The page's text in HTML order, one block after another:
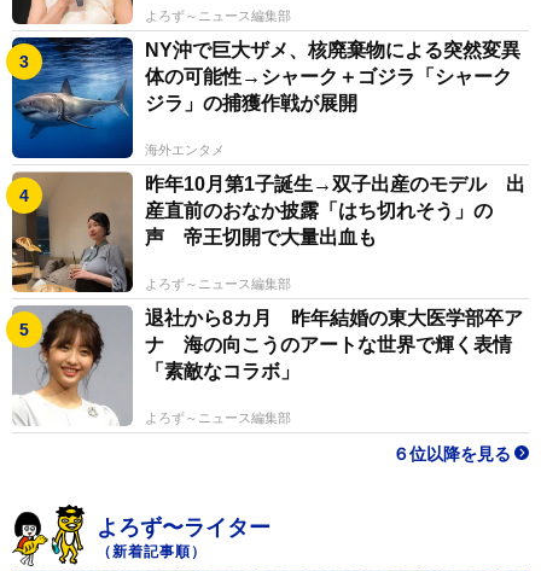
よろず～ニュース編集部
NY沖で巨大ザメ、核廃棄物による突然変異
体の可能性→シャーク＋ゴジラ「シャーク
ジラ」の捕獲作戦が展開
海外エンタメ
昨年10月第1子誕生→双子出産のモデル 出
産直前のおなか披露「はち切れそう」の
声 帝王切開で大量出血も
よろず～ニュース編集部
退社から8カ月 昨年結婚の東大医学部卒ア
ナ 海の向こうのアートな世界で輝く表情
「素敵なコラボ」
よろず～ニュース編集部
６位以降を見る
よろず〜ライター
（新着記事順）